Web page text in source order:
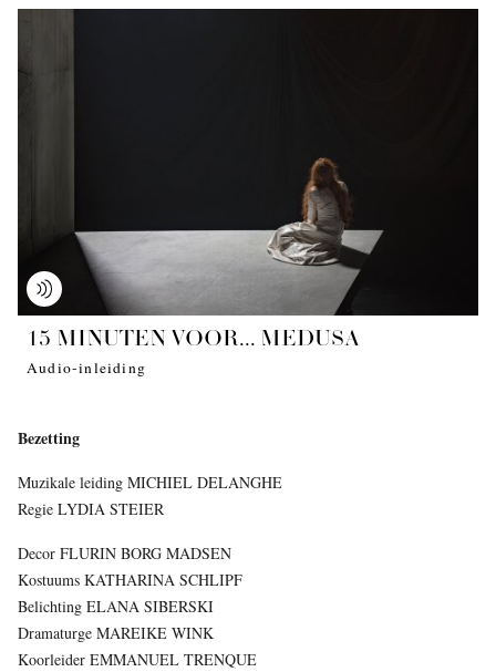
15 MINUTEN VOOR... MEDUSA
Audio-inleiding
Bezetting
Muzikale leiding MICHIEL DELANGHE
Regie LYDIA STEIER
Decor FLURIN BORG MADSEN
Kostuums KATHARINA SCHLIPF
Belichting ELANA SIBERSKI
Dramaturge MAREIKE WINK
Koorleider EMMANUEL TRENQUE